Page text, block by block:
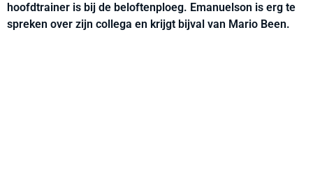
hoofdtrainer is bij de beloftenploeg. Emanuelson is erg te
spreken over zijn collega en krijgt bijval van Mario Been.